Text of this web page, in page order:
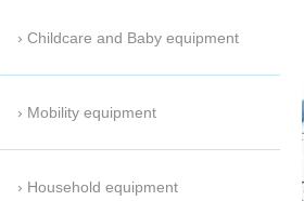
Childcare and Baby equipment
Mobility equipment
Household equipment